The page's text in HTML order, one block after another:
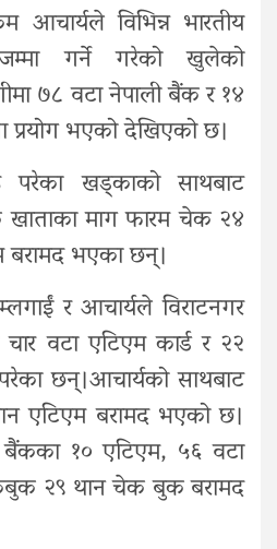
आचार्यले विभिन्न भारतीय
जम्मा गर्ने गरेको खुलेको
७८ वटा नेपाली बैंक र १४
प्रयोग भएको देखिएको छ।
परेका खड्काको साथबाट
खाताका माग फारम चेक २४
बरामद भएका छन्।
र आचार्यले विराटनगर
वटा एटिएम कार्ड र २२
छन्।आचार्यको साथबाट
एटिएम बरामद भएको छ।
१० एटिएम, ५६ वटा
२९ थान चेक बुक बरामद